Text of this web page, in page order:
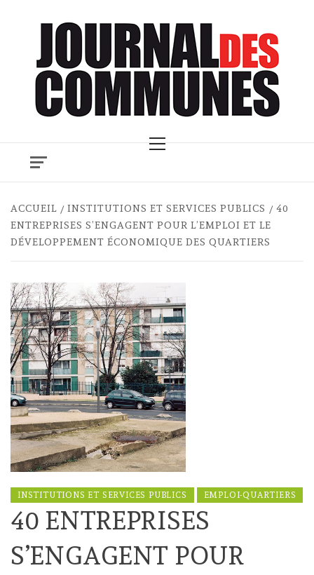
Menu
ACCUEIL INSTITUTIONS ET SERVICES PUBLICS
40
ENTREPRISES S’ENGAGENT POUR L’EMPLOI ET LE
DÉVELOPPEMENT ÉCONOMIQUE DES QUARTIERS
INSTITUTIONS ET SERVICES PUBLICS EMPLOI-QUARTIERS
40 ENTREPRISES
S’ENGAGENT POUR